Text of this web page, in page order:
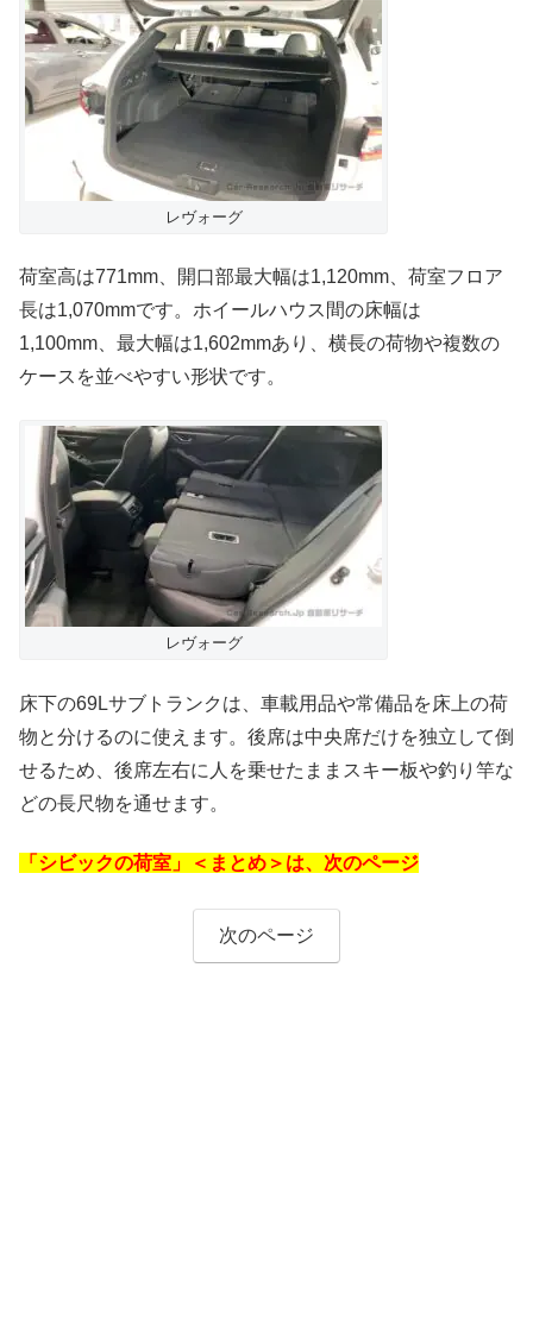
レヴォーグ
荷室高は771mm、開口部最大幅は1,120mm、荷室フロア
長は1,070mmです。ホイールハウス間の床幅は
1,100mm、最大幅は1,602mmあり、横長の荷物や複数の
ケースを並べやすい形状です。
レヴォーグ
床下の69Lサブトランクは、車載用品や常備品を床上の荷
物と分けるのに使えます。後席は中央席だけを独立して倒
せるため、後席左右に人を乗せたままスキー板や釣り竿な
どの長尺物を通せます。
「シビックの荷室」＜まとめ＞は、次のページ
次のページ